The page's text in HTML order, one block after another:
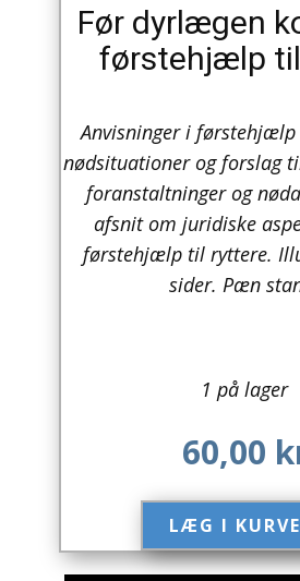
Antikviteter
Arkæologi
Arkitektur
Asien
Australien
Biografier / Erindringer
Computer / IT
Drikkevare / Øl / Vin
Før dyrlægen
førstehjælp
Anvisninger i
nødsituationer og forslag
foranstaltninger og
afsnit om juridiske
førstehjælp til ryttere.
sider. Pæn
1 på lager
60,00
LÆG I